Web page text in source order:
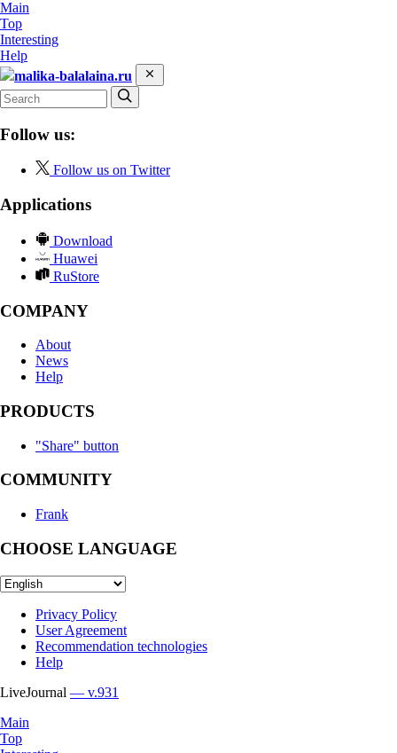
Main
Top
Interesting
Help
malika-balalaina.ru
Follow us:
Follow us on Twitter
Applications
Download
Huawei
RuStore
COMPANY
About
News
Help
PRODUCTS
"Share" button
COMMUNITY
Frank
CHOOSE LANGUAGE
Privacy Policy
User Agreement
Recommendation technologies
Help
LiveJournal — v.931
Main
Top